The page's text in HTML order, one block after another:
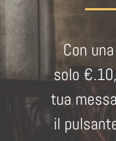
Con
solo
tua
il